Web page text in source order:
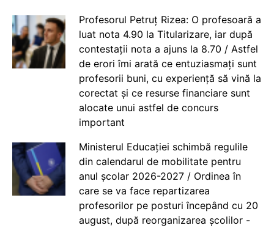
Profesorul Petruț Rizea: O profesoară a
luat nota 4.90 la Titularizare, iar după
contestații nota a ajuns la 8.70 / Astfel
de erori îmi arată ce entuziasmați sunt
profesorii buni, cu experiență să vină la
corectat și ce resurse financiare sunt
alocate unui astfel de concurs
important
Ministerul Educației schimbă regulile
din calendarul de mobilitate pentru
anul școlar 2026-2027 / Ordinea în
care se va face repartizarea
profesorilor pe posturi începând cu 20
august, după reorganizarea școlilor -